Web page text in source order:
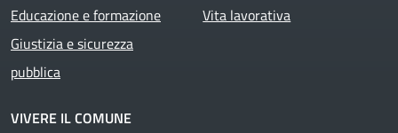
Educazione e formazione
Giustizia e sicurezza
pubblica
Vita lavorativa
VIVERE IL COMUNE